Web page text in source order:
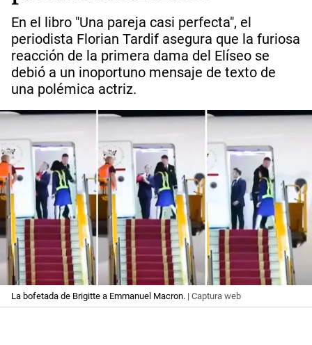
En el libro "Una pareja casi perfecta", el
periodista Florian Tardif asegura que la furiosa
reacción de la primera dama del Elíseo se
debió a un inoportuno mensaje de texto de
una polémica actriz.
La bofetada de Brigitte a Emmanuel Macron. | Captura web